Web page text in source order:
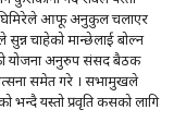
आफू अनुकुल चलाएर
चाहेको मान्छेलाई बोल्न
योजना अनुरुप संसद बैठक
समेत गरे । सभामुखले
भन्दै यस्तो प्रवृति कसको लागि